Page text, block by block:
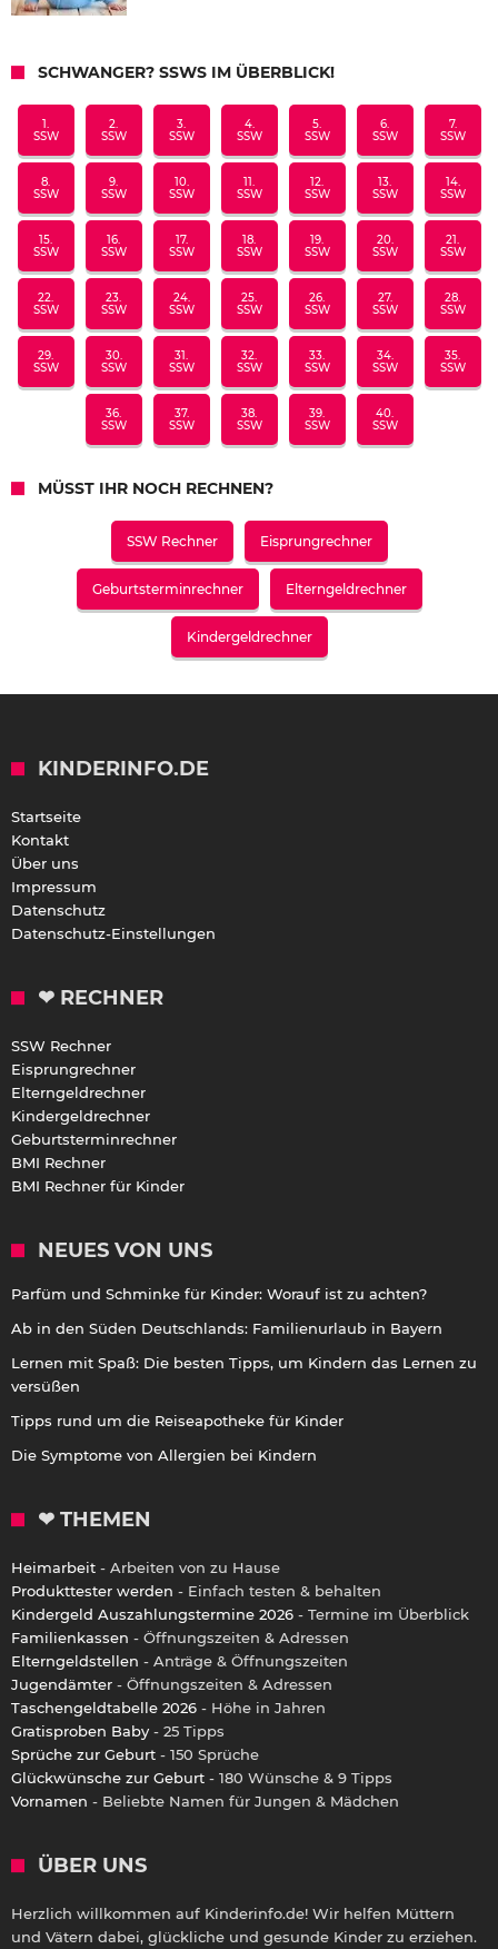
SCHWANGER? SSWS IM ÜBERBLICK!
1.
SSW
2.
SSW
3.
SSW
4.
SSW
5.
SSW
6.
SSW
7.
SSW
8.
SSW
9.
SSW
10.
SSW
11.
SSW
12.
SSW
13.
SSW
14.
SSW
15.
SSW
16.
SSW
17.
SSW
18.
SSW
19.
SSW
20.
SSW
21.
SSW
22.
SSW
23.
SSW
24.
SSW
25.
SSW
26.
SSW
27.
SSW
28.
SSW
29.
SSW
30.
SSW
31.
SSW
32.
SSW
33.
SSW
34.
SSW
35.
SSW
36.
SSW
37.
SSW
38.
SSW
39.
SSW
40.
SSW
MÜSST IHR NOCH RECHNEN?
SSW Rechner Eisprungrechner
Geburtsterminrechner Elterngeldrechner
Kindergeldrechner
KINDERINFO.DE
Startseite
Kontakt
Über uns
Impressum
Datenschutz
Datenschutz-Einstellungen
❤ RECHNER
SSW Rechner
Eisprungrechner
Elterngeldrechner
Kindergeldrechner
Geburtsterminrechner
BMI Rechner
BMI Rechner für Kinder
NEUES VON UNS
Parfüm und Schminke für Kinder: Worauf ist zu achten?
Ab in den Süden Deutschlands: Familienurlaub in Bayern
Lernen mit Spaß: Die besten Tipps, um Kindern das Lernen zu
versüßen
Tipps rund um die Reiseapotheke für Kinder
Die Symptome von Allergien bei Kindern
❤ THEMEN
Heimarbeit - Arbeiten von zu Hause
Produkttester werden - Einfach testen & behalten
Kindergeld Auszahlungstermine 2026 - Termine im Überblick
Familienkassen - Öffnungszeiten & Adressen
Elterngeldstellen - Anträge & Öffnungszeiten
Jugendämter - Öffnungszeiten & Adressen
Taschengeldtabelle 2026 - Höhe in Jahren
Gratisproben Baby - 25 Tipps
Sprüche zur Geburt - 150 Sprüche
Glückwünsche zur Geburt - 180 Wünsche & 9 Tipps
Vornamen - Beliebte Namen für Jungen & Mädchen
ÜBER UNS
Herzlich willkommen auf Kinderinfo.de! Wir helfen Müttern
und Vätern dabei, glückliche und gesunde Kinder zu erziehen.